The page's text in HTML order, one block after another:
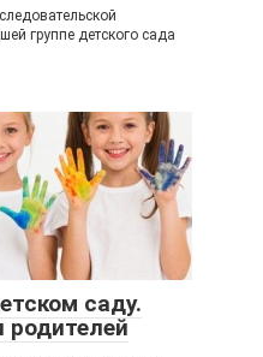
группе детского сада
саду.
родителей